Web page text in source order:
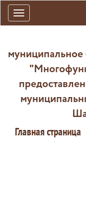
Toggle
navigation
Главная страница